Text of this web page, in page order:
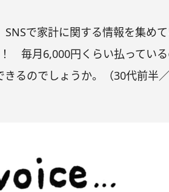
SNSで家計に関する情報を集め
毎月6,000円くらい払ってい
るのでしょうか。（30代前半／